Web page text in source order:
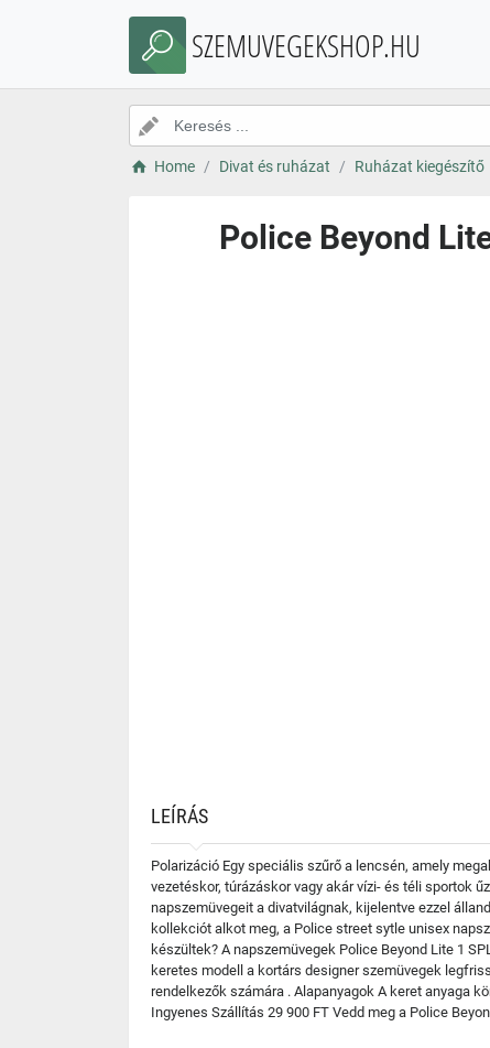
SZEMUVEGEKSHOP.HU
Home Divat és ruházat Ruházat kiegészítő
Police Beyond
LEÍRÁS
Polarizáció Egy speciális szűrő a lencsén, amely
vezetéskor, túrázáskor vagy akár vízi- és téli sportok
napszemüvegeit a divatvilágnak, kijelentve ezzel
kollekciót alkot meg, a Police street sytle unisex
készültek? A napszemüvegek Police Beyond Lite 1
keretes modell a kortárs designer szemüvegek
rendelkezők számára . Alapanyagok A keret anyaga
Ingyenes Szállítás 29 900 FT Vedd meg a Police